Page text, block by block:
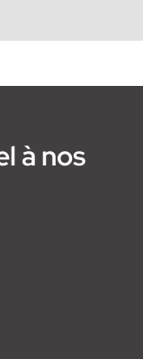
à nos